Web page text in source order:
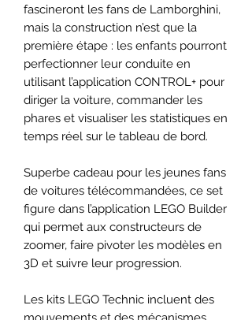
fascineront les fans de Lamborghini,
mais la construction n’est que la
première étape : les enfants pourront
perfectionner leur conduite en
utilisant l’application CONTROL+ pour
diriger la voiture, commander les
phares et visualiser les statistiques en
temps réel sur le tableau de bord.
Superbe cadeau pour les jeunes fans
de voitures télécommandées, ce set
figure dans l’application LEGO Builder
qui permet aux constructeurs de
zoomer, faire pivoter les modèles en
3D et suivre leur progression.
Les kits LEGO Technic incluent des